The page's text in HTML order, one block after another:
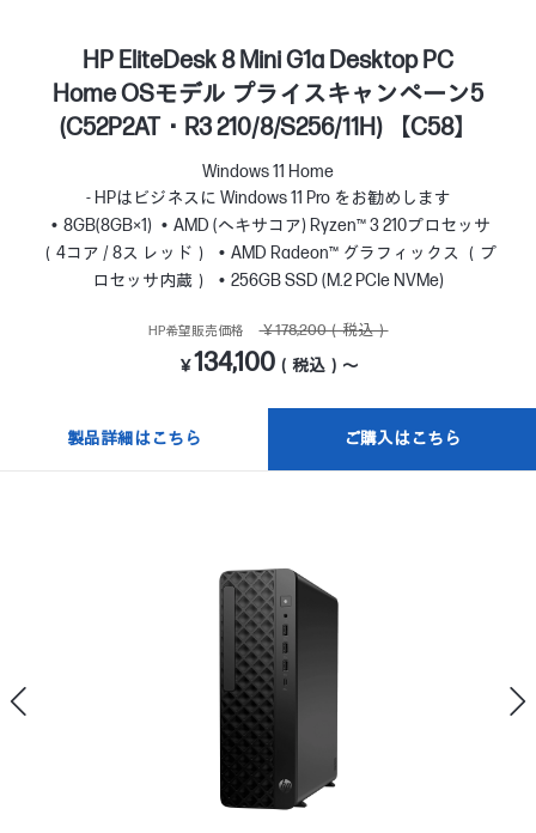
HP EliteDesk 8 Mini G1a Desktop PC
Home OSモデル プライスキャンペーン5
(C52P2AT・R3 210/8/S256/11H) 【C58】
Windows 11 Home
- HPはビジネスに Windows 11 Pro をお勧めします
8GB(8GB×1)
AMD (ヘキサコア) Ryzen™ 3 210プロセッサ
（4コア / 8ス レッド）
AMD Radeon™ グラフィックス （プ
ロセッサ内蔵）
256GB SSD (M.2 PCIe NVMe)
HP希望販売価格 ￥178,200（税込）
￥134,100 （税込）～
製品詳細はこちら ご購入はこちら